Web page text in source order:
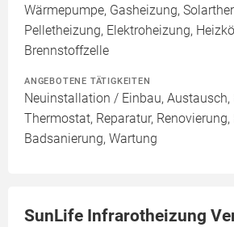
Wärmepumpe, Gasheizung,
Pelletheizung, Elektroheizung,
Brennstoffzelle
ANGEBOTENE TÄTIGKEITEN
Neuinstallation / Einbau, Austausch,
Thermostat, Reparatur,
Badsanierung, Wartung
SunLife Infrarotheizung